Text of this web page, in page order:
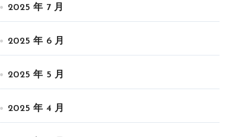
2025 年 7 月
2025 年 6 月
2025 年 5 月
2025 年 4 月